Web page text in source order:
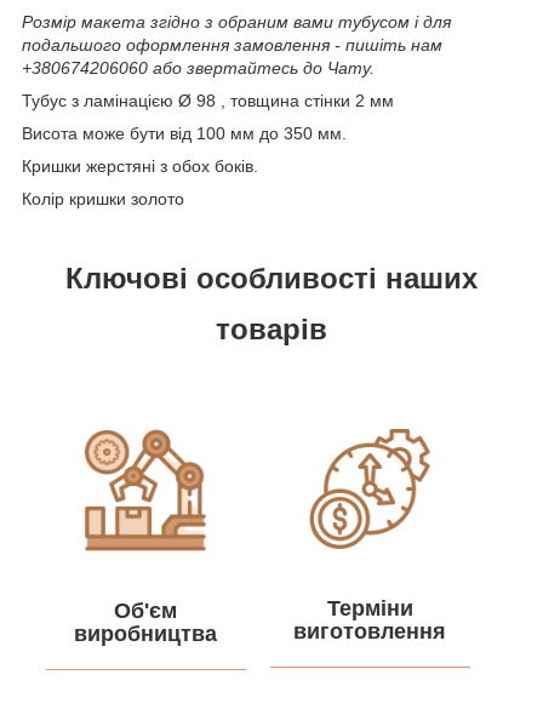
Розмір макета згідно з обраним вами тубусом і для
подальшого оформлення замовлення - пишіть нам
+380674206060 або звертайтесь до Чату.
Тубус з ламінацією Ø 98 , товщина стінки 2 мм
Висота може бути від 100 мм до 350 мм.
Кришки жерстяні з обох боків.
Колір кришки золото
Ключові особливості наших
товарів
Об'єм
виробництва
Терміни
виготовлення